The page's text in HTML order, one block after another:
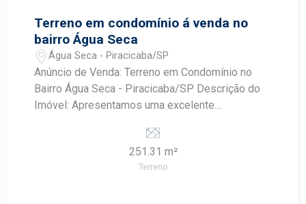
Terreno em condomínio á venda no
bairro Água Seca
Água Seca - Piracicaba/SP
Anúncio de Venda: Terreno em Condomínio no
Bairro Água Seca - Piracicaba/SP Descrição do
Imóvel: Apresentamos uma excelente
casa dos seus sonhos! Este terreno em
condomínio, localizado no charmoso bairro Água
Seca, em Piracicaba/SP, oferece um espaço
251.31 m²
Terreno